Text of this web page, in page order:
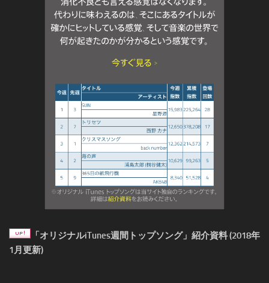
「オリジナルiTunes週間トップソング」紹介資料 (2018年
1月更新)